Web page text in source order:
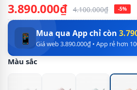
3.890.000₫ 4.100.000₫ -5%
📱 Mua qua App chỉ còn
Giá web 3.890.000₫ • App rẻ hơn
Màu sắc